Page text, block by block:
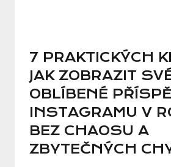
7 PRAKTICKÝCH
JAK ZOBRAZIT
OBLÍBENÉ
INSTAGRAMU V
BEZ CHAOSU A
ZBYTEČNÝCH